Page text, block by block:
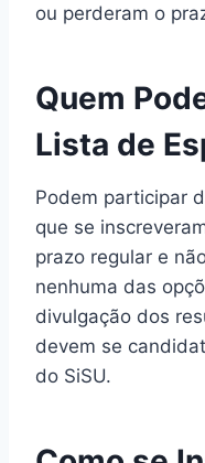
ou perderam o
Quem
Lista de
Podem participar
que se
prazo regular e
nenhuma das
divulgação dos
devem se
do SiSU.